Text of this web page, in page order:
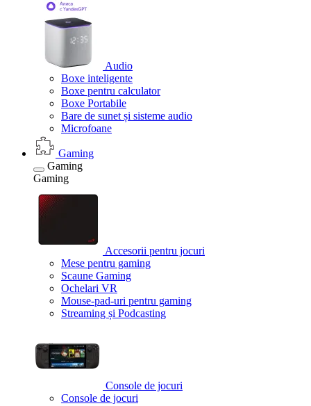
Audio
Boxe inteligente
Boxe pentru calculator
Boxe Portabile
Bare de sunet și sisteme audio
Microfoane
Gaming
Gaming
Gaming
Accesorii pentru jocuri
Mese pentru gaming
Scaune Gaming
Ochelari VR
Mouse-pad-uri pentru gaming
Streaming și Podcasting
Console de jocuri
Console de jocuri